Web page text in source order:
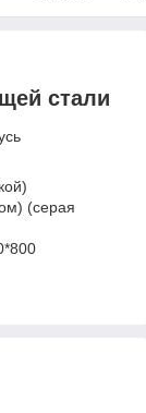
стали
(серая